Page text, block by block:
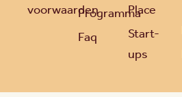
voorwaardenProgramma
Faq
Place
Start-
ups